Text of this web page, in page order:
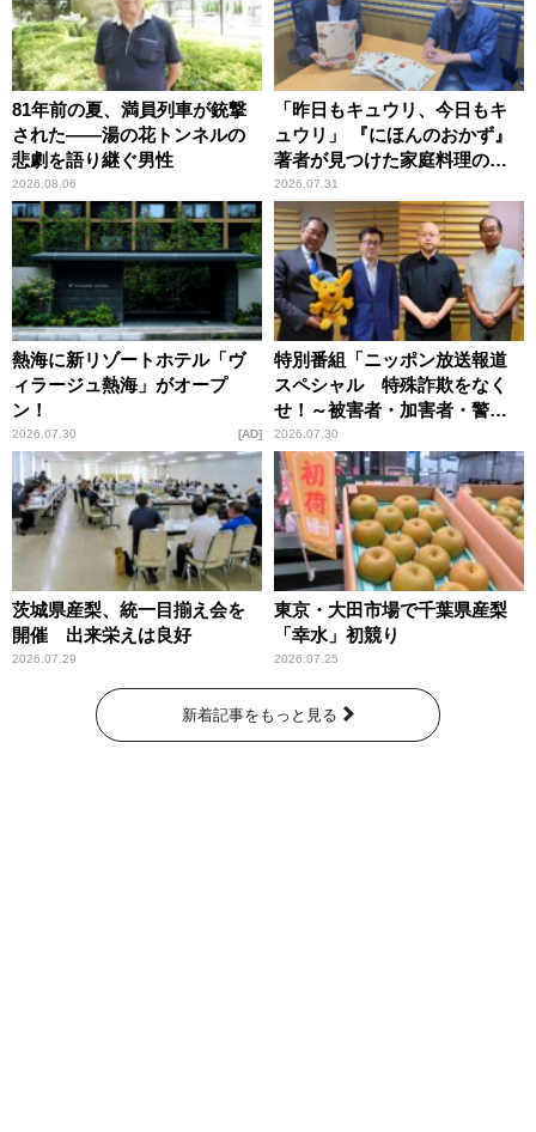
81年前の夏、満員列車が銃撃
された――湯の花トンネルの
悲劇を語り継ぐ男性
2026.08.06
「昨日もキュウリ、今日もキ
ュウリ」 『にほんのおかず』
著者が見つけた家庭料理の知
恵
2026.07.31
熱海に新リゾートホテル「ヴ
ィラージュ熱海」がオープ
ン！
2026.07.30 AD
特別番組「ニッポン放送報道
スペシャル 特殊詐欺をなく
せ！～被害者・加害者・警視
庁が語るトクリュウの実態
～」放送
2026.07.30
茨城県産梨、統一目揃え会を
開催 出来栄えは良好
2026.07.29
東京・大田市場で千葉県産梨
「幸水」初競り
2026.07.25
新着記事をもっと見る